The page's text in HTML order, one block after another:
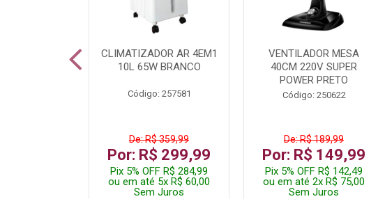
CLIMATIZADOR AR 4EM1
10L 65W BRANCO
Código: 257581
De: R$ 359,99
Por: R$ 299,99
Pix 5% OFF R$ 284,99
ou em até 5x R$ 60,00
Sem Juros
VENTILADOR MESA
40CM 220V SUPER
POWER PRETO
Código: 250622
De: R$ 189,99
Por: R$ 149,99
Pix 5% OFF R$ 142,49
ou em até 2x R$ 75,00
Sem Juros